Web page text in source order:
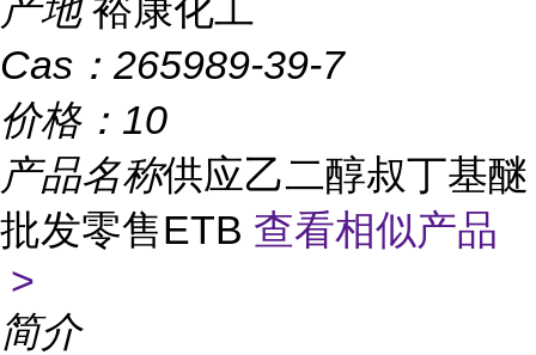
产地 裕康化工
Cas： 265989-39-7
价格： 10
产品名称供应乙二醇叔丁基醚
批发零售ETB 查看相似产品
>
简介